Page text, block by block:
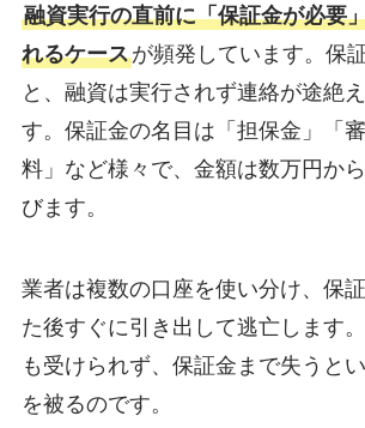
融資実行の直前に「保証金が必要
れるケースが頻発しています。保
と、融資は実行されず連絡が途絶
す。保証金の名目は「担保金」「
料」など様々で、金額は数万円か
びます。
業者は複数の口座を使い分け、保
た後すぐに引き出して逃亡します
も受けられず、保証金まで失うと
を被るのです。